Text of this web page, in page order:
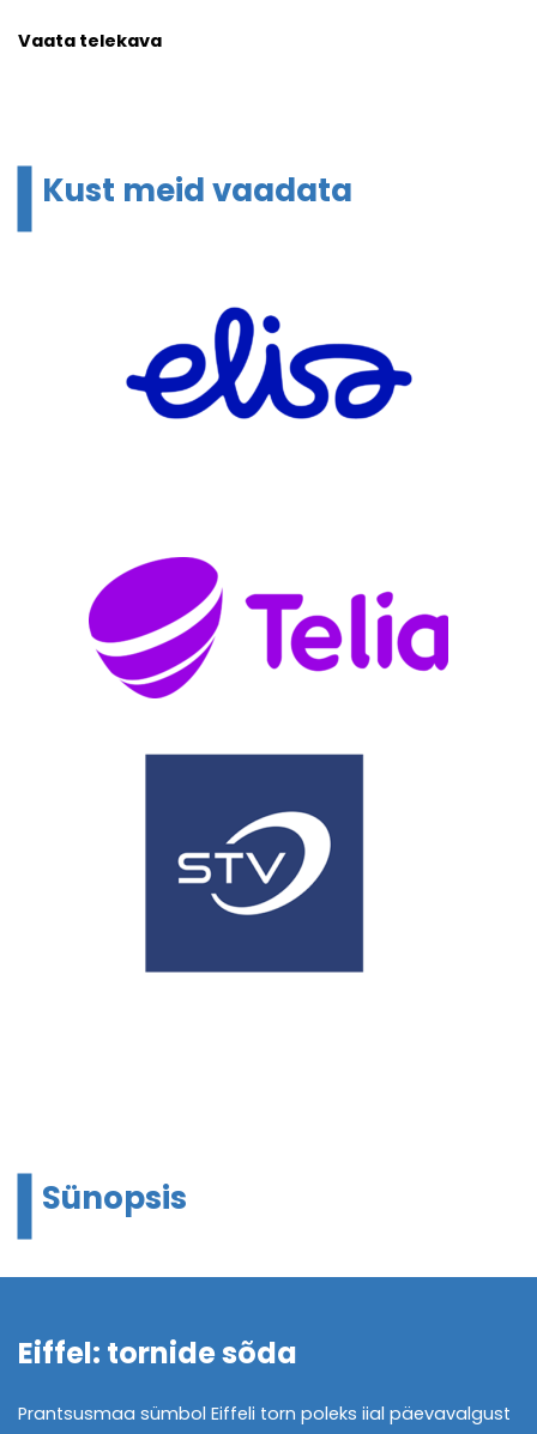
Vaata telekava
Kust meid vaadata
Sünopsis
Eiffel: tornide sõda
Prantsusmaa sümbol Eiffeli torn poleks iial päevavalgust